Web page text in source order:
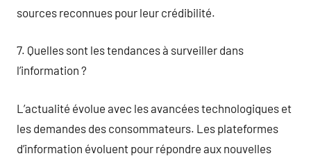
sources reconnues pour leur crédibilité.
7. Quelles sont les tendances à surveiller dans
l’information ?
L’actualité évolue avec les avancées technologiques et
les demandes des consommateurs. Les plateformes
d’information évoluent pour répondre aux nouvelles